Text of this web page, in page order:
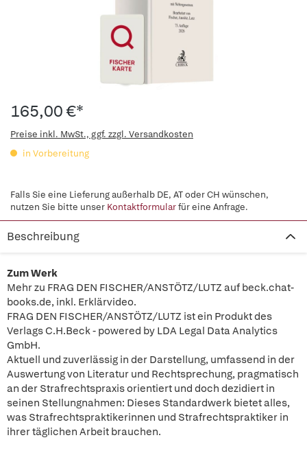
165,00 €*
Preise inkl. MwSt., ggf. zzgl. Versandkosten
in Vorbereitung
Falls Sie eine Lieferung außerhalb DE, AT oder CH wünschen,
nutzen Sie bitte unser Kontaktformularfür eine Anfrage.
Beschreibung
Zum Werk
Mehr zu FRAG DEN FISCHER/ANSTÖTZ/LUTZ auf beck.chat-
books.de, inkl. Erklärvideo.
FRAG DEN FISCHER/ANSTÖTZ/LUTZ ist ein Produkt des
Verlags C.H.Beck - powered by LDA Legal Data Analytics
GmbH.
Aktuell und zuverlässig in der Darstellung, umfassend in der
Auswertung von Literatur und Rechtsprechung, pragmatisch
an der Strafrechtspraxis orientiert und doch dezidiert in
seinen Stellungnahmen: Dieses Standardwerk bietet alles,
was Strafrechtspraktikerinnen und Strafrechtspraktiker in
ihrer täglichen Arbeit brauchen.